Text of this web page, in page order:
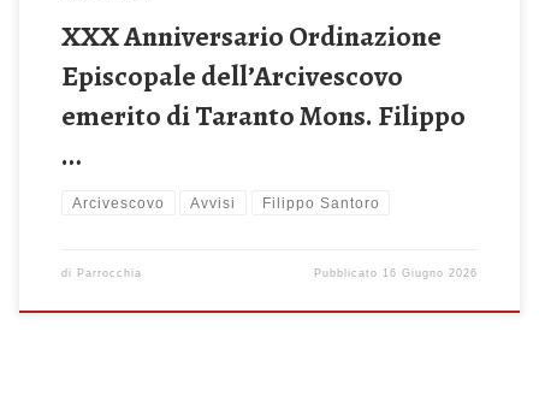
XXX Anniversario Ordinazione
Episcopale dell’Arcivescovo
emerito di Taranto Mons. Filippo
…
Arcivescovo Avvisi Filippo Santoro
di Parrocchia Pubblicato 16 Giugno 2026